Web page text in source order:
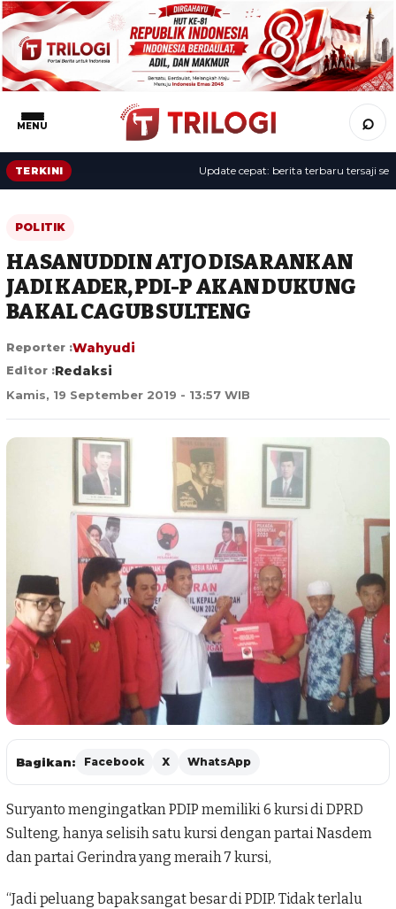
MENU ⌕
TERKINI Update cepat: berita terbaru tersaji
POLITIK
HASANUDDIN ATJO DISARANKAN
JADI KADER, PDI-P AKAN DUKUNG
BAKAL CAGUB SULTENG
Reporter :Wahyudi
Editor :Redaksi
Kamis, 19 September 2019 - 13:57 WIB
Bagikan: Facebook X WhatsApp
Suryanto mengingatkan PDIP memiliki 6 kursi di DPRD
Sulteng, hanya selisih satu kursi dengan partai Nasdem
dan partai Gerindra yang meraih 7 kursi,
“Jadi peluang bapak sangat besar di PDIP. Tidak terlalu